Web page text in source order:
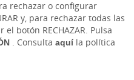
rechazar o configurar
y, para rechazar todas las
botón RECHAZAR. Pulsa
. Consulta aquíla política